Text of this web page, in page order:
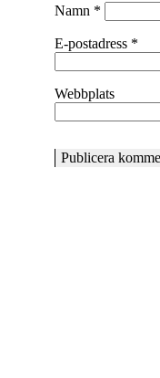
Namn *
E-postadress *
Webbplats